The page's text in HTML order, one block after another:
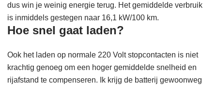
dus win je weinig energie terug. Het gemiddelde verbruik
is inmiddels gestegen naar 16,1 kW/100 km.
Hoe snel gaat laden?
Ook het laden op normale 220 Volt stopcontacten is niet
krachtig genoeg om een hoger gemiddelde snelheid en
rijafstand te compenseren. Ik krijg de batterij gewoonweg